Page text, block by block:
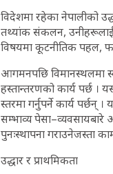
विदेशमा रहेका नेपालीको
तथ्यांक संकलन, उनीहरूलाई
विषयमा कूटनीतिक पहल,
आगमनपछि विमानस्थलमा
हस्तान्तरणको कार्य पर्छ
स्तरमा गर्नुपर्ने कार्य पर्छन्
सम्भाव्य पेसा–व्यवसायबारे
पुनःस्थापना गराउनेजस्ता
उद्धार र प्राथमिकता